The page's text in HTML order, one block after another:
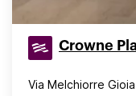
Crowne
Via Melchiorre